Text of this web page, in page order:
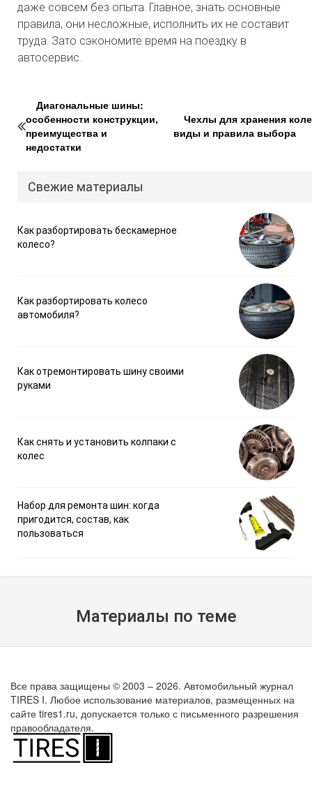
даже совсем без опыта. Главное, знать основные
правила, они несложные, исполнить их не составит
труда. Зато сэкономите время на поездку в
автосервис.
Диагональные шины:
особенности конструкции,
преимущества и
недостатки
Чехлы для хранения
виды и правила выбора
Свежие материалы
Как разбортировать бескамерное
колесо?
Как разбортировать колесо
автомобиля?
Как отремонтировать шину своими
руками
Как снять и установить колпаки с
колес
Набор для ремонта шин: когда
пригодится, состав, как
пользоваться
Материалы по теме
Все права защищены © 2003 – 2026. Автомобильный журнал
TIRES I. Любое использование материалов, размещенных на
сайте tires1.ru, допускается только с письменного разрешения
правообладателя.